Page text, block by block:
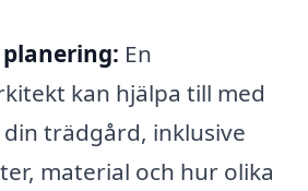
planering: En
kan hjälpa till med
trädgård, inklusive
material och hur olika